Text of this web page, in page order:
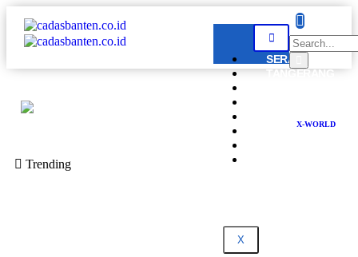
SERANG
TANGERANG
BANTEN
X
X-WORLD
Trending